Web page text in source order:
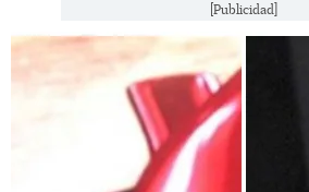
[Publicidad]